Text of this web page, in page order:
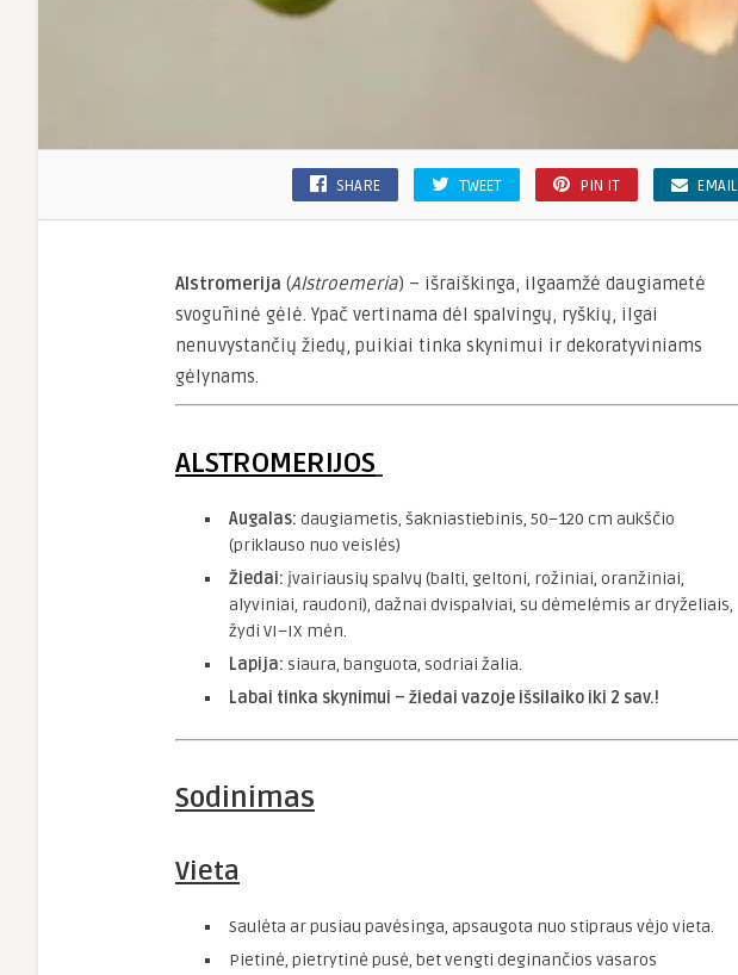
SHARE TWEET PIN IT EMAIL
Alstromerija (Alstroemeria) – išraiškinga, ilgaamžė daugiametė
svogūninė gėlė. Ypač vertinama dėl spalvingų, ryškių, ilgai
nenuvystančių žiedų, puikiai tinka skynimui ir dekoratyviniams
gėlynams.
ALSTROMERIJOS
Augalas: daugiametis, šakniastiebinis, 50–120 cm aukščio
(priklauso nuo veislės)
Žiedai: įvairiausių spalvų (balti, geltoni, rožiniai, oranžiniai,
alyviniai, raudoni), dažnai dvispalviai, su dėmelėmis ar dryželiais,
žydi VI–IX mėn.
Lapija: siaura, banguota, sodriai žalia.
Labai tinka skynimui – žiedai vazoje išsilaiko iki 2 sav.!
Sodinimas
Vieta
Saulėta ar pusiau pavėsinga, apsaugota nuo stipraus vėjo vieta.
Pietinė, pietrytinė pusė, bet vengti deginančios vasaros